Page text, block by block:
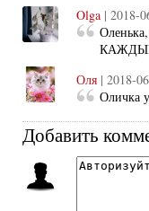
Olga | 2018-
Оля | 2018-
Оличка
Добавить